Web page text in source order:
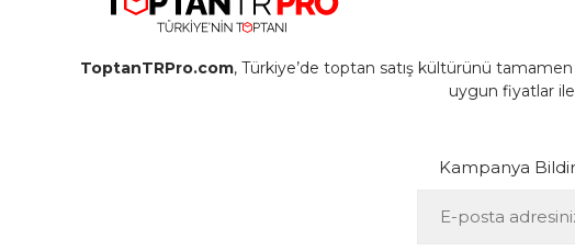
ToptanTRPro.com, Türkiye’de toptan satış kültürünü
uygun fiyatlar ile
Kampanya